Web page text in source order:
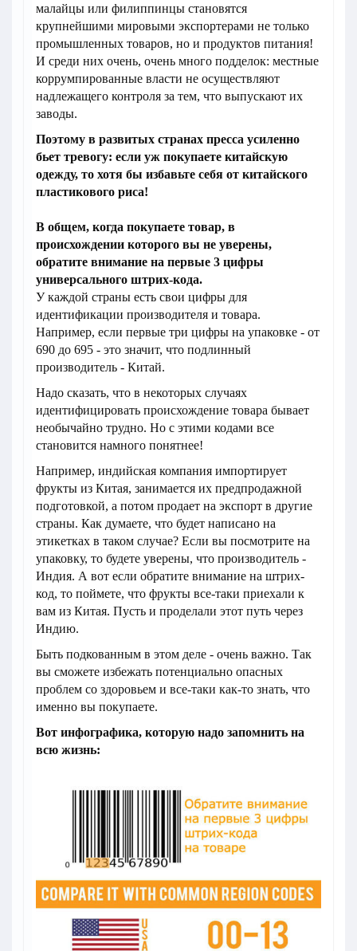
малайцы или филиппинцы становятся
крупнейшими мировыми экспортерами не только
промышленных товаров, но и продуктов питания!
И среди них очень, очень много подделок: местные
коррумпированные власти не осуществляют
надлежащего контроля за тем, что выпускают их
заводы.
Поэтому в развитых странах пресса усиленно
бьет тревогу: если уж покупаете китайскую
одежду, то хотя бы избавьте себя от китайского
пластикового риса!
В общем, когда покупаете товар, в
происхождении которого вы не уверены,
обратите внимание на первые 3 цифры
универсального штрих-кода.
У каждой страны есть свои цифры для
идентификации производителя и товара.
Например, если первые три цифры на упаковке - от
690 до 695 - это значит, что подлинный
производитель - Китай.
Надо сказать, что в некоторых случаях
идентифицировать происхождение товара бывает
необычайно трудно. Но с этими кодами все
становится намного понятнее!
Например, индийская компания импортирует
фрукты из Китая, занимается их предпродажной
подготовкой, а потом продает на экспорт в другие
страны. Как думаете, что будет написано на
этикетках в таком случае? Если вы посмотрите на
упаковку, то будете уверены, что производитель -
Индия. А вот если обратите внимание на штрих-
код, то поймете, что фрукты все-таки приехали к
вам из Китая. Пусть и проделали этот путь через
Индию.
Быть подкованным в этом деле - очень важно. Так
вы сможете избежать потенциально опасных
проблем со здоровьем и все-таки как-то знать, что
именно вы покупаете.
Вот инфографика, которую надо запомнить на
всю жизнь: